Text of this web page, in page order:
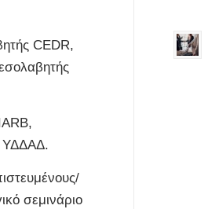
CEDR,
ΥΔΔΑΔ.
σεμινάριο